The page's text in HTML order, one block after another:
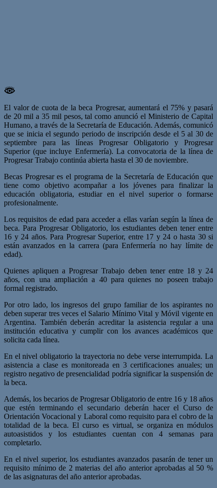
El valor de cuota de la beca Progresar, aumentará el 75% y pasará
de 20 mil a 35 mil pesos, tal como anunció el Ministerio de Capital
Humano, a través de la Secretaría de Educación. Además, comunicó
que se inicia el segundo periodo de inscripción desde el 5 al 30 de
septiembre para las líneas Progresar Obligatorio y Progresar
Superior (que incluye Enfermería). La convocatoria de la línea de
Progresar Trabajo continúa abierta hasta el 30 de noviembre.
Becas Progresar es el programa de la Secretaría de Educación que
tiene como objetivo acompañar a los jóvenes para finalizar la
educación obligatoria, estudiar en el nivel superior o formarse
profesionalmente.
Los requisitos de edad para acceder a ellas varían según la línea de
beca. Para Progresar Obligatorio, los estudiantes deben tener entre
16 y 24 años. Para Progresar Superior, entre 17 y 24 o hasta 30 si
están avanzados en la carrera (para Enfermería no hay límite de
edad).
Quienes apliquen a Progresar Trabajo deben tener entre 18 y 24
años, con una ampliación a 40 para quienes no poseen trabajo
formal registrado.
Por otro lado, los ingresos del grupo familiar de los aspirantes no
deben superar tres veces el Salario Mínimo Vital y Móvil vigente en
Argentina. También deberán acreditar la asistencia regular a una
institución educativa y cumplir con los avances académicos que
solicita cada línea.
En el nivel obligatorio la trayectoria no debe verse interrumpida. La
asistencia a clase es monitoreada en 3 certificaciones anuales; un
registro negativo de presencialidad podría significar la suspensión de
la beca.
Además, los becarios de Progresar Obligatorio de entre 16 y 18 años
que estén terminando el secundario deberán hacer el Curso de
Orientación Vocacional y Laboral como requisito para el cobro de la
totalidad de la beca. El curso es virtual, se organiza en módulos
autoasistidos y los estudiantes cuentan con 4 semanas para
completarlo.
En el nivel superior, los estudiantes avanzados pasarán de tener un
requisito mínimo de 2 materias del año anterior aprobadas al 50 %
de las asignaturas del año anterior aprobadas.